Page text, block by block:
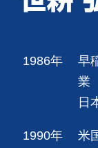
1986年
早
業
日
1990年
米